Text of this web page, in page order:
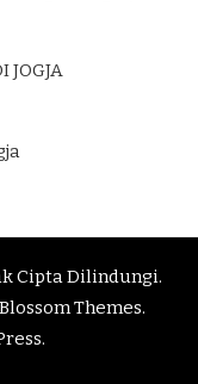
JOGJA
Cipta Dilindungi.
Blossom Themes.
.